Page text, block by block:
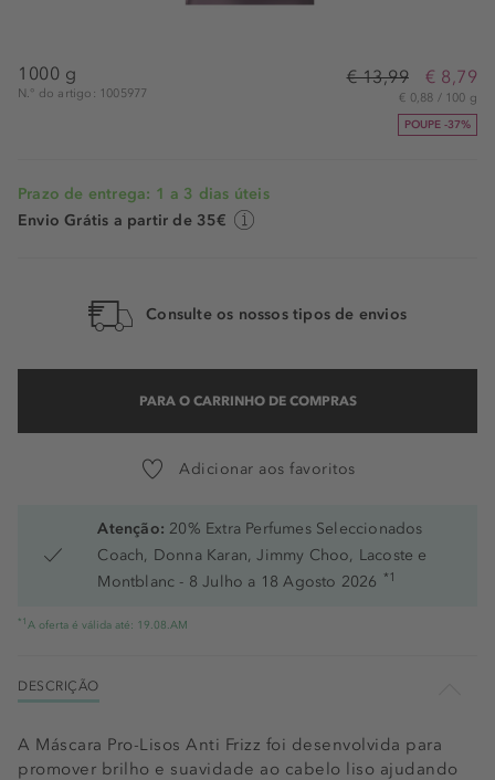
1000 g
N.° do artigo: 1005977
€ 13,99 € 8,79
€ 0,88 / 100 g
POUPE -37%
Prazo de entrega: 1 a 3 dias úteis
Envio Grátis a partir de 35€
Consulte os nossos tipos de envios
PARA O CARRINHO DE COMPRAS
Adicionar aos favoritos
Atenção: 20% Extra Perfumes Seleccionados
Coach, Donna Karan, Jimmy Choo, Lacoste e
Montblanc - 8 Julho a 18 Agosto 2026 *1
*1 A oferta é válida até: 19.08.AM
DESCRIÇÃO
A Máscara Pro-Lisos Anti Frizz foi desenvolvida para
promover brilho e suavidade ao cabelo liso ajudando